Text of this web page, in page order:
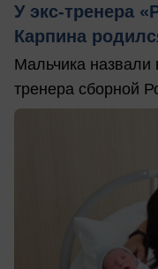
У экс-тренера
Карпина
Мальчика назвали
тренера сборной